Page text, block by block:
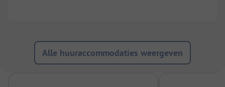
Alle huuraccommodaties weergeven